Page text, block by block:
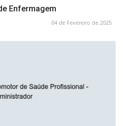
Enfermagem
04 de Fevereiro de 2025